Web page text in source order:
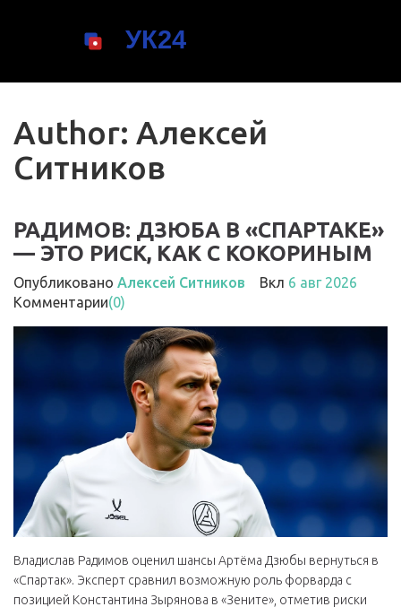
Author: Алексей
Ситников
РАДИМОВ: ДЗЮБА В «СПАРТАКЕ»
— ЭТО РИСК, КАК С КОКОРИНЫМ
Опубликовано Алексей Ситников Вкл 6 авг 2026
Комментарии(0)
Владислав Радимов оценил шансы Артёма Дзюбы вернуться в
«Спартак». Эксперт сравнил возможную роль форварда с
позицией Константина Зырянова в «Зените», отметив риски